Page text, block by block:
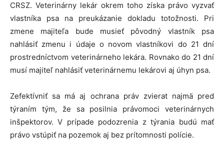
CRSZ. Veterinárny lekár okrem toho získa právo vyzvať
vlastníka psa na preukázanie dokladu totožnosti. Pri
zmene majiteľa bude musieť pôvodný vlastník psa
nahlásiť zmenu i údaje o novom vlastníkovi do 21 dní
prostredníctvom veterinárneho lekára. Rovnako do 21 dní
musí majiteľ nahlásiť veterinárnemu lekárovi aj úhyn psa.
Zefektívniť sa má aj ochrana práv zvierat najmä pred
týraním tým, že sa posilnia právomoci veterinárnych
inšpektorov. V prípade podozrenia z týrania budú mať
právo vstúpiť na pozemok aj bez prítomnosti polície.